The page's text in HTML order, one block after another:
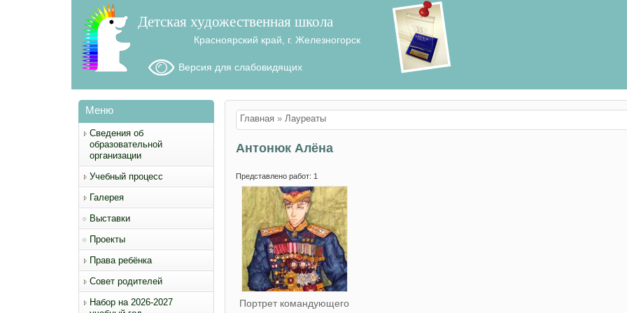
Детская художественная школа
Красноярский край, г. Железногорск
Версия для слабовидящих
Меню
Сведения об
образовательной
организации
Учебный процесс
Галерея
Выставки
Проекты
Права ребёнка
Совет родителей
Набор на 2026-2027
Вы здесь
Главная » Лауреаты
Антонюк Алёна
Представлено работ: 1
Портрет командующего